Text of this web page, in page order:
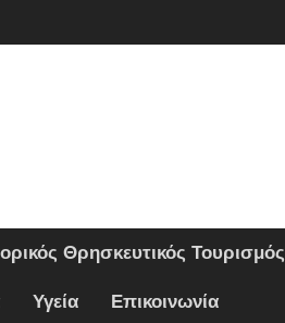
Θρησκευτικός Τουρισμός
Υγεία Επικοινωνία